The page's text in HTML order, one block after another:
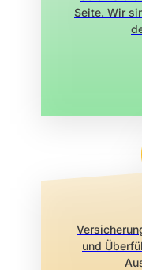
Seite. Wir
und